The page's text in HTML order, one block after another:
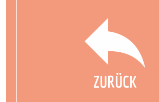
ZURÜCK